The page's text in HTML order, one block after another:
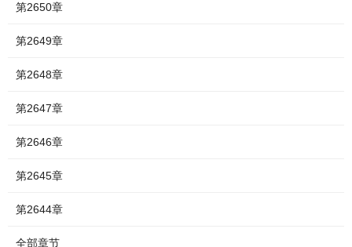
第2650章
第2649章
第2648章
第2647章
第2646章
第2645章
第2644章
全部章节